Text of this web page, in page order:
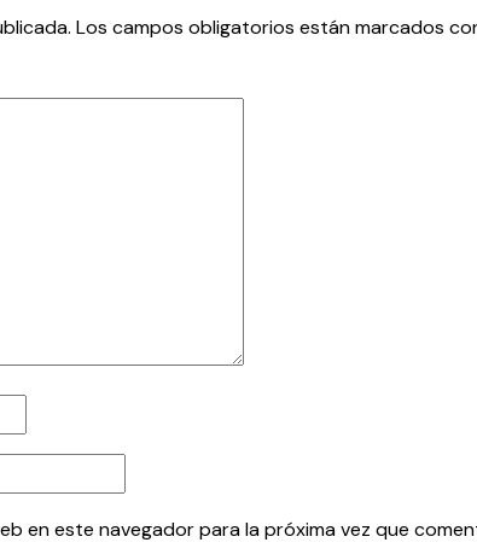
Los campos obligatorios están marcados
en este navegador para la próxima vez que